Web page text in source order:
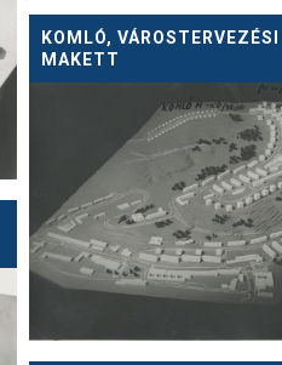
KOMLÓ, VÁROSTERVEZÉSI
MAKETT